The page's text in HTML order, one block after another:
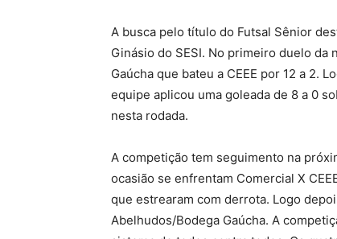
A busca pelo título do Futsal Sênior
Ginásio do SESI. No primeiro duelo
Gaúcha que bateu a CEEE por 12 a 2.
equipe aplicou uma goleada de 8 a 0
nesta rodada.
A competição tem seguimento na
ocasião se enfrentam Comercial X
que estrearam com derrota. Logo
Abelhudos/Bodega Gaúcha. A